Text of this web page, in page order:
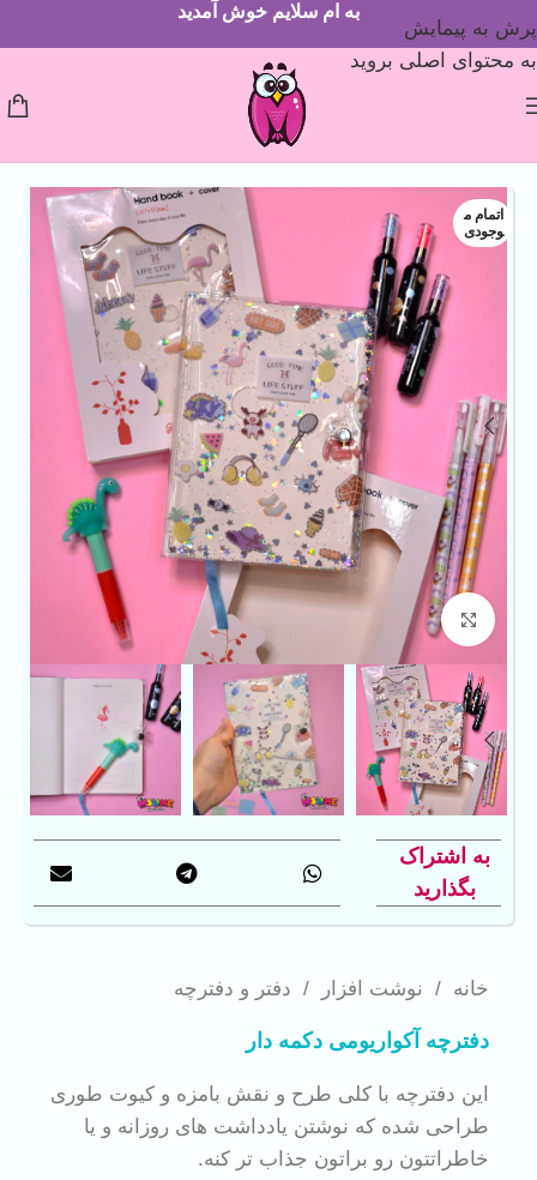
پرش به پیمایش
به محتوای اصلی بروید
به ام سلایم خوش آمدید
خانه / نوشت افزار / دفتر و دفترچه
دفترچه آکواریومی دکمه دار
این دفترچه با کلی طرح و نقش بامزه و کیوت طوری
طراحی شده که نوشتن یادداشت های روزانه و یا
خاطراتتون رو براتون جذاب تر کنه.
اتمام م
وجودی
بزرگنمایی تصویر
به اشتراک
بگذارید